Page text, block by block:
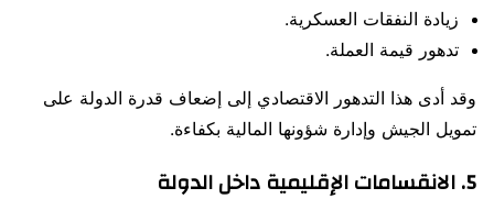
زيادة النفقات العسكرية.
تدهور قيمة العملة.
وقد أدى هذا التدهور الاقتصادي إلى إضعاف قدرة الدولة على
تمويل الجيش وإدارة شؤونها المالية بكفاءة.
5. الانقسامات الإقليمية داخل الدولة